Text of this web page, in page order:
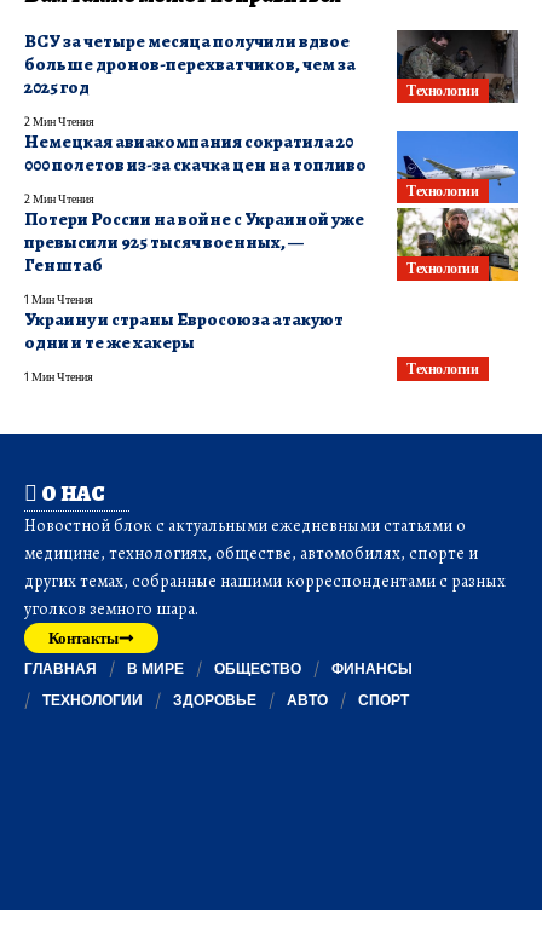
Технологии
ВСУ за четыре месяца получили вдвое
больше дронов-перехватчиков, чем за
2025 год
2 Мин Чтения
Технологии
Немецкая авиакомпания сократила 20
000 полетов из-за скачка цен на топливо
2 Мин Чтения
Технологии
Потери России на войне с Украиной уже
превысили 925 тысяч военных, —
Генштаб
1 Мин Чтения
Технологии
Украину и страны Евросоюза атакуют
одни и те же хакеры
1 Мин Чтения
О НАС
Новостной блок с актуальными ежедневными статьями о
медицине, технологиях, обществе, автомобилях, спорте и
других темах, собранные нашими корреспондентами с разных
уголков земного шара.
Контакты
ГЛАВНАЯ В МИРЕ ОБЩЕСТВО
ФИНАНСЫ
ТЕХНОЛОГИИ
ЗДОРОВЬЕ АВТО СПОРТ